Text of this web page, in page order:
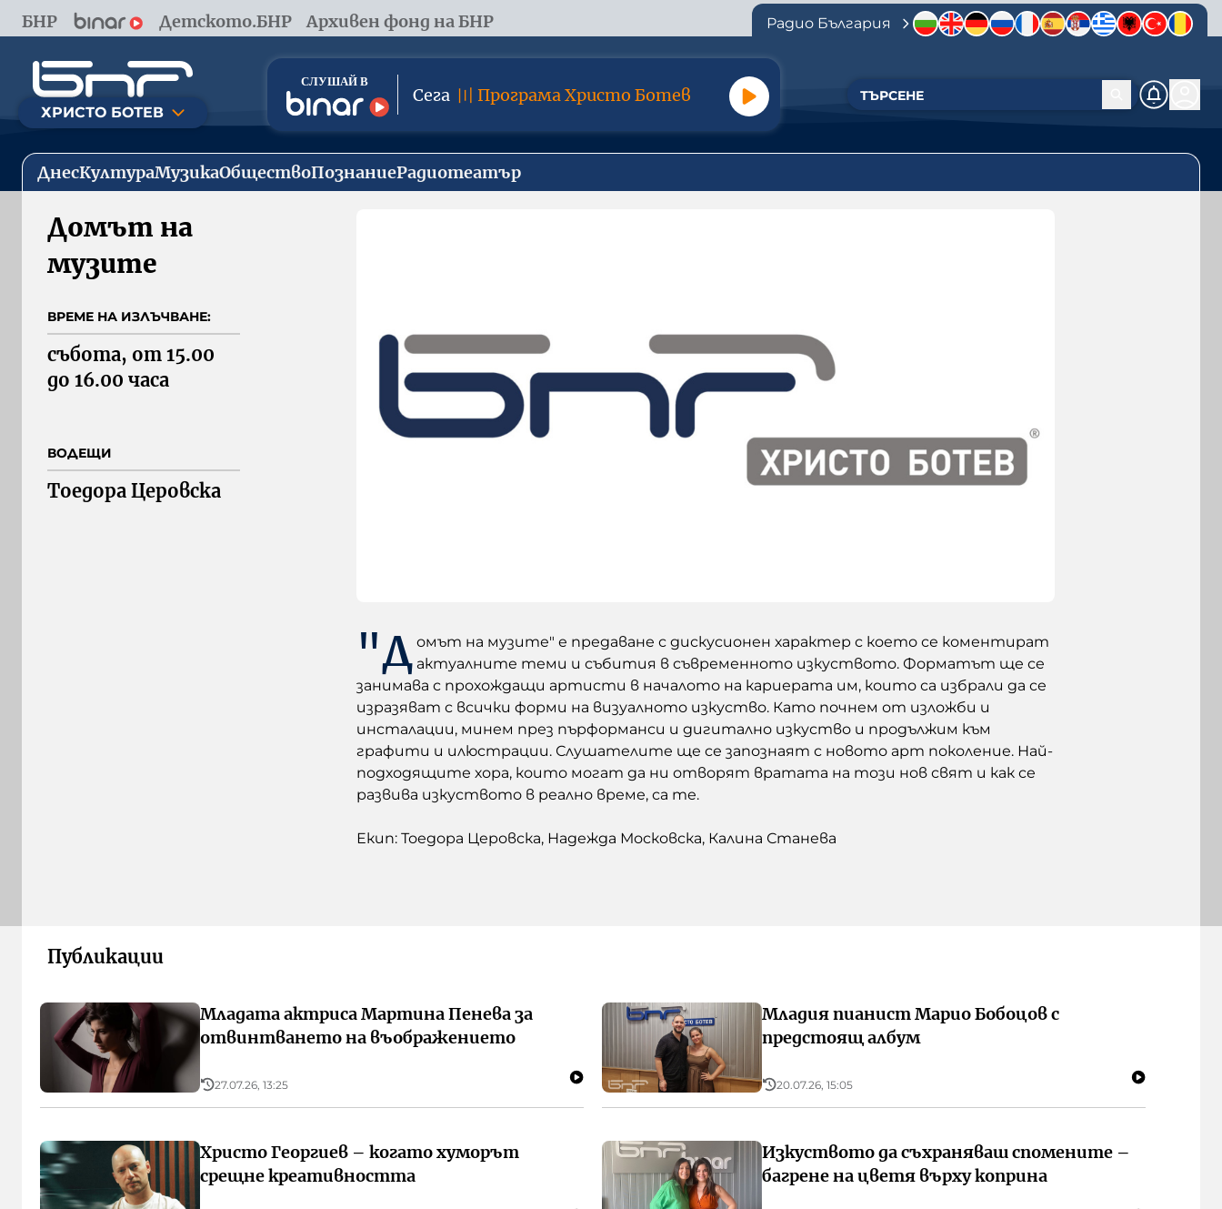
БНР Детското.БНР Архивен фонд на БНР Радио България
ХРИСТО БОТЕВ
Сега 〣 Програма Христо Ботев
ДнесКултураМузикаОбществоПознаниеРадиотеатър
Домът на
музите
ВРЕМЕ НА ИЗЛЪЧВАНЕ:
събота, от 15.00
до 16.00 часа
ВОДЕЩИ
Тоедора Церовска
"Д омът на музите" е предаване с дискусионен характер с което се коментират
актуалните теми и събития в съвременното изкуството. Форматът ще се
занимава с прохождащи артисти в началото на кариерата им, които са избрали да се
изразяват с всички форми на визуалното изкуство. Като почнем от изложби и
инсталации, минем през пърформанси и дигитално изкуство и продължим към
графити и илюстрации. Слушателите ще се запознаят с новото арт поколение. Най-
подходящите хора, които могат да ни отворят вратата на този нов свят и как се
развива изкуството в реално време, са те.
Екип: Тоедора Церовска, Надежда Московска, Калина Станева
Публикации
Младата актриса Мартина Пенева за
отвинтването на въображението
27.07.26, 13:25
Младия пианист Марио Бобоцов с
предстоящ албум
20.07.26, 15:05
Христо Георгиев – когато хуморът
срещне креативността
Изкуството да съхраняваш спомените –
багрене на цветя върху коприна